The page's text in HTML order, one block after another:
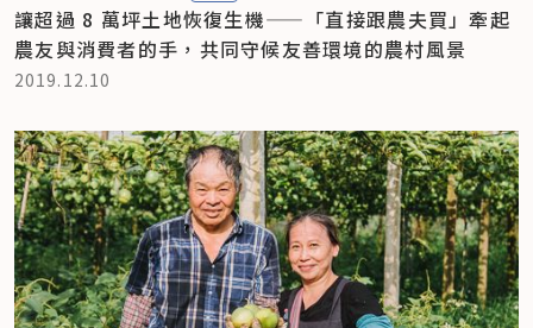
讓超過 8 萬坪土地恢復生機——「直接跟農夫買」牽起
農友與消費者的手，共同守候友善環境的農村風景
2019.12.10